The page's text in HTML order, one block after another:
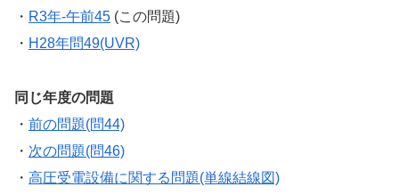
・ R3年-午前45 (この問題)
・ H28年問49(UVR)
同じ年度の問題
・ 前の問題(問44)
・ 次の問題(問46)
・ 高圧受電設備に関する問題(単線結線図)